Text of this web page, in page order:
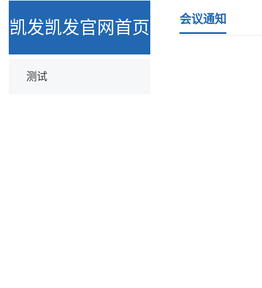
凯发凯发官网首页
测试
会议通知